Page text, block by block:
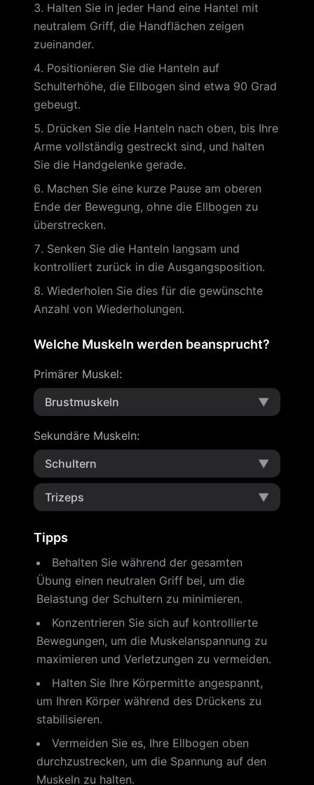
Halten Sie in jeder Hand eine Hantel mit
neutralem Griff, die Handflächen zeigen
zueinander.
Positionieren Sie die Hanteln auf
Schulterhöhe, die Ellbogen sind etwa 90 Grad
gebeugt.
Drücken Sie die Hanteln nach oben, bis Ihre
Arme vollständig gestreckt sind, und halten
Sie die Handgelenke gerade.
Machen Sie eine kurze Pause am oberen
Ende der Bewegung, ohne die Ellbogen zu
überstrecken.
Senken Sie die Hanteln langsam und
kontrolliert zurück in die Ausgangsposition.
Wiederholen Sie dies für die gewünschte
Anzahl von Wiederholungen.
Welche Muskeln werden beansprucht?
Primärer Muskel:
Brustmuskeln
▼
Sekundäre Muskeln:
Schultern
▼
Trizeps ▼
Tipps
Behalten Sie während der gesamten
Übung einen neutralen Griff bei, um die
Belastung der Schultern zu minimieren.
Konzentrieren Sie sich auf kontrollierte
Bewegungen, um die Muskelanspannung zu
maximieren und Verletzungen zu vermeiden.
Halten Sie Ihre Körpermitte angespannt,
um Ihren Körper während des Drückens zu
stabilisieren.
Vermeiden Sie es, Ihre Ellbogen oben
durchzustrecken, um die Spannung auf den
Muskeln zu halten.